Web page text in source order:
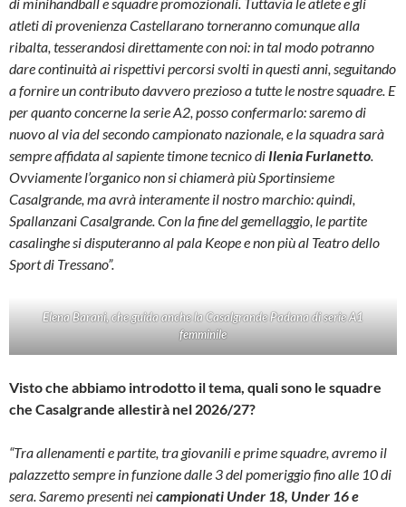
atleti di provenienza Castellarano torneranno comunque alla
ribalta, tesserandosi direttamente con noi: in tal modo potranno
dare continuità ai rispettivi percorsi svolti in questi anni, seguitando
a fornire un contributo davvero prezioso a tutte le nostre squadre. E
per quanto concerne la serie A2, posso confermarlo: saremo di
nuovo al via del secondo campionato nazionale, e la squadra sarà
sempre affidata al sapiente timone tecnico di Ilenia Furlanetto
Ovviamente l’organico non si chiamerà più Sportinsieme
Casalgrande, ma avrà interamente il nostro marchio: quindi,
Spallanzani Casalgrande. Con la fine del gemellaggio, le partite
casalinghe si disputeranno al pala Keope e non più al Teatro dello
Sport di Tressano”.
Elena Barani, che guida anche la Casalgrande Padana di serie A1
femminile
Visto che abbiamo introdotto il tema, quali sono le squadre
che Casalgrande allestirà nel 2026/27?
“Tra allenamenti e partite, tra giovanili e prime squadre, avremo il
palazzetto sempre in funzione dalle 3 del pomeriggio fino alle 10 di
sera. Saremo presenti neicampionati Under 18, Under 16 e